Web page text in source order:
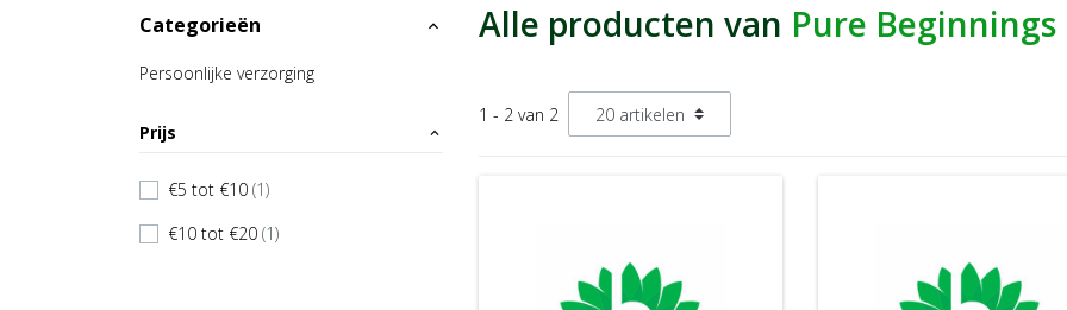
Categorieën expand_less
Persoonlijke verzorging
Prijs expand_less
€5 tot €10 (1)
€10 tot €20 (1)
Alle producten van Pure Beginnings
1 - 2 van 2